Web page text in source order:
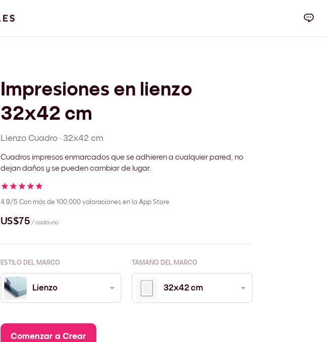
Impresiones en lienzo
32x42 cm
Lienzo Cuadro · 32x42 cm
Cuadros impresos enmarcados que se adhieren a cualquier pared, no
dejan daños y se pueden cambiar de lugar.
4.9/5 Con más de 100.000 valoraciones en la App Store
US$75 / cada uno
ESTILO DEL MARCO TAMAÑO DEL MARCO
Lienzo 32x42 cm
Comenzar a Crear